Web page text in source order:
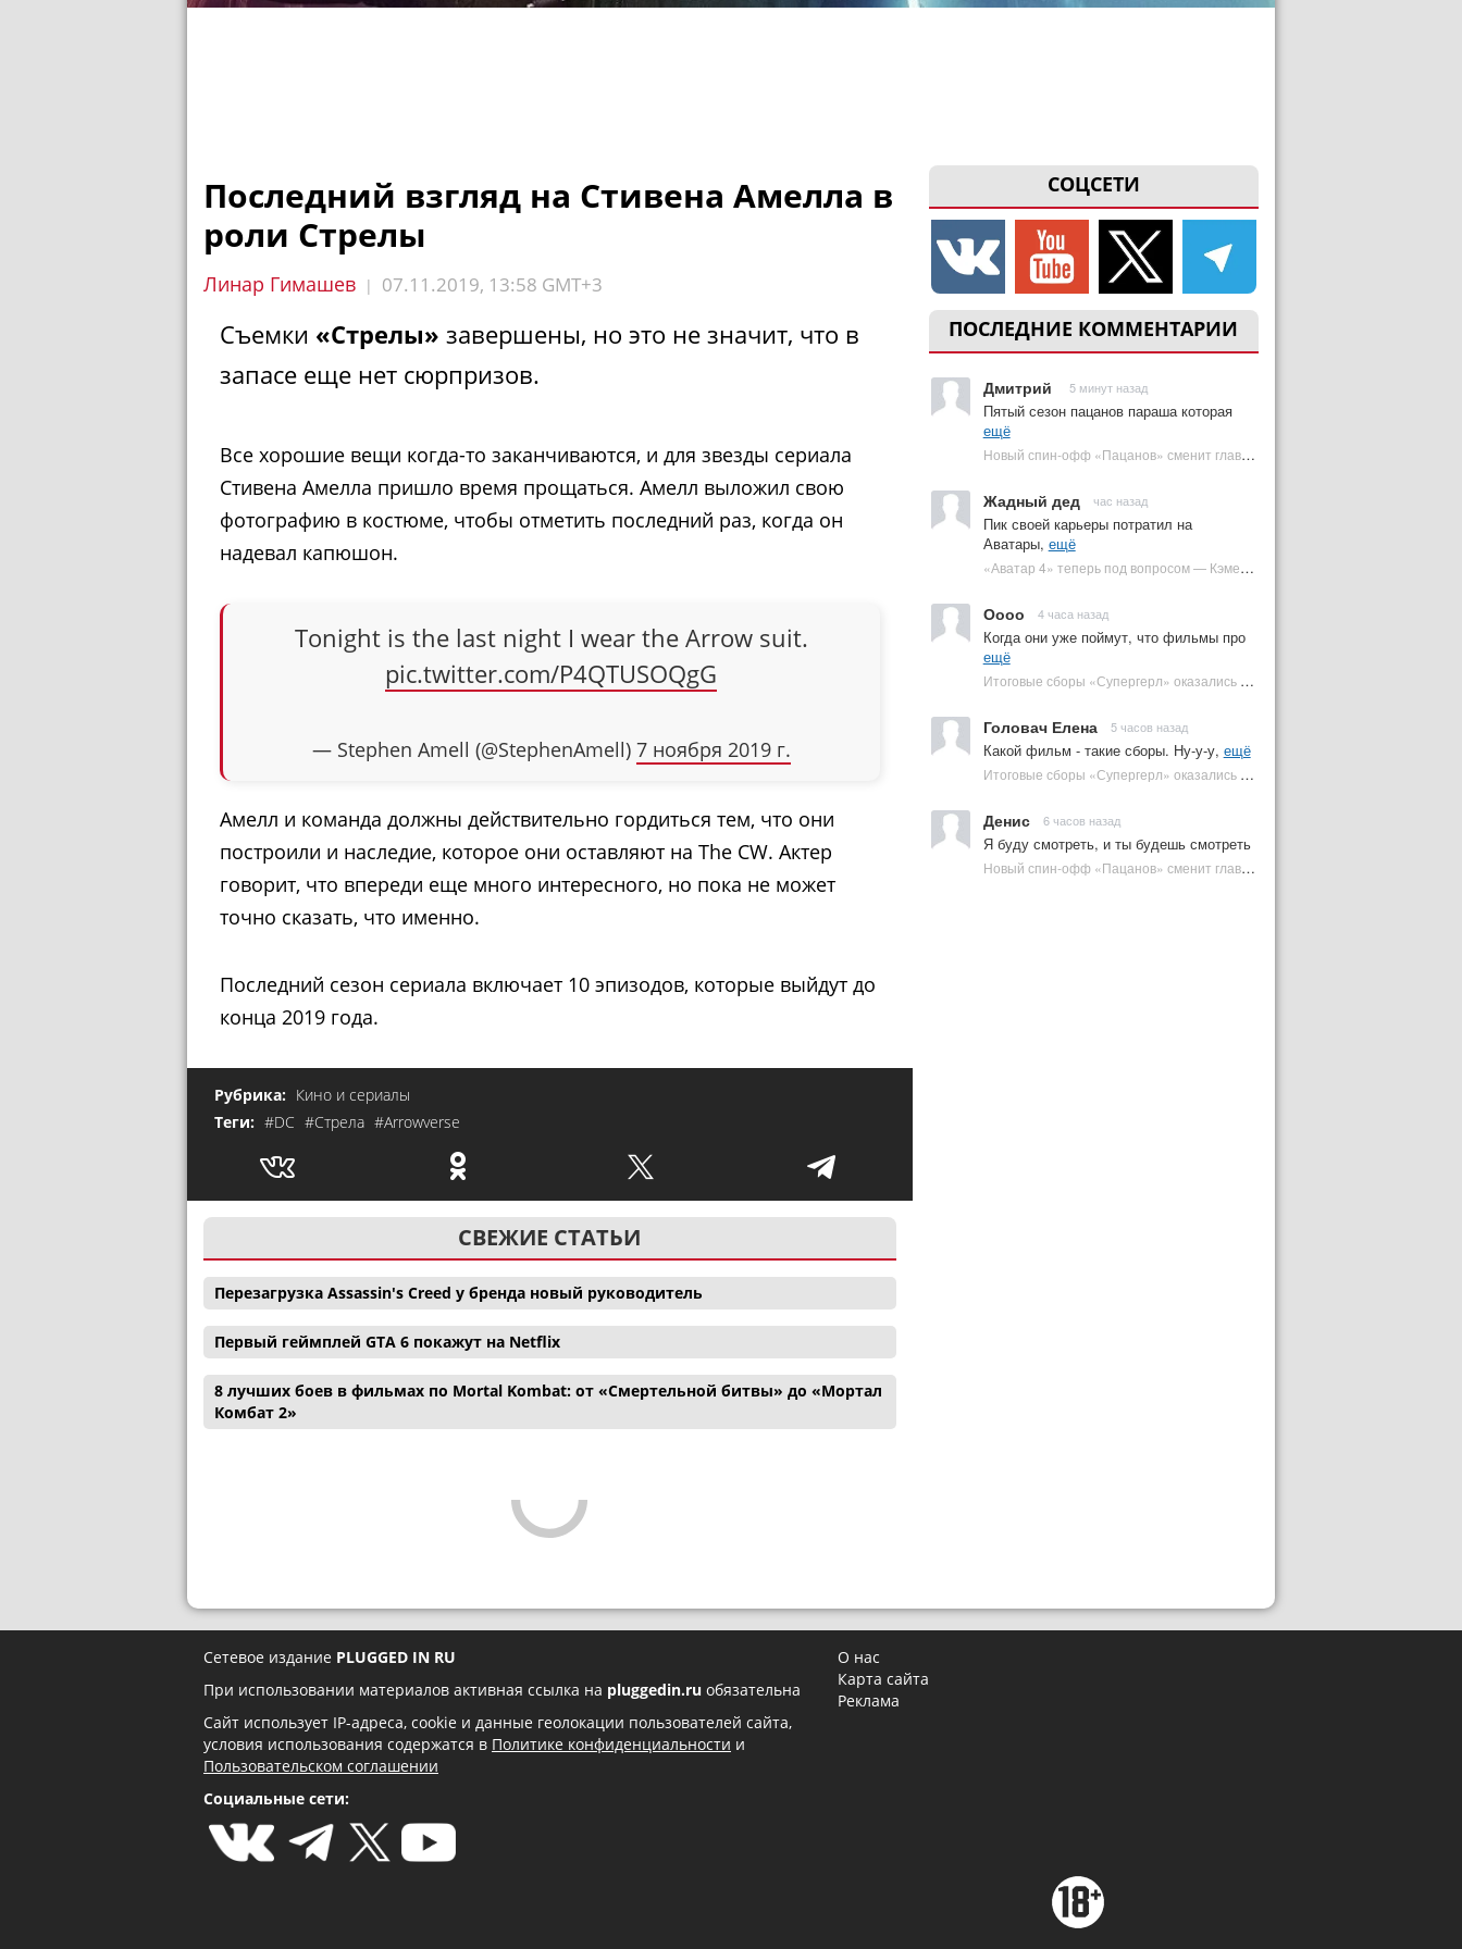
СОЦСЕТИ
ПОСЛЕДНИЕ КОММЕНТАРИИ
Дмитрий 5 минут назад
Пятый сезон пацанов параша которая
ещё
Новый спин-офф «Пацанов» сменит главного героя | Plugged In Ru
Жадный дед час назад
Пик своей карьеры потратил на
Аватары, ещё
«Аватар 4» теперь под вопросом — Кэмерон решил отойти от продолжения | Plugged In Ru
Оооо 4 часа назад
Когда они уже поймут, что фильмы про
ещё
Итоговые сборы «Супергерл» оказались худшими для DC за два десятилетия | Plugged In Ru
Головач Елена 5 часов назад
Какой фильм - такие сборы. Ну-у-у, ещё
Итоговые сборы «Супергерл» оказались худшими для DC за два десятилетия | Plugged In Ru
Денис 6 часов назад
Я буду смотреть, и ты будешь смотреть
Новый спин-офф «Пацанов» сменит главного героя | Plugged In Ru
Последний взгляд на Стивена Амелла в
роли Стрелы
Линар Гимашев | 07.11.2019, 13:58 GMT+3
Съемки «Стрелы» завершены, но это не значит, что в
запасе еще нет сюрпризов.
Все хорошие вещи когда-то заканчиваются, и для звезды сериала
Стивена Амелла пришло время прощаться. Амелл выложил свою
фотографию в костюме, чтобы отметить последний раз, когда он
надевал капюшон.
Tonight is the last night I wear the Arrow suit.
pic.twitter.com/P4QTUSOQgG
— Stephen Amell (@StephenAmell) 7 ноября 2019 г.
Амелл и команда должны действительно гордиться тем, что они
построили и наследие, которое они оставляют на The CW. Актер
говорит, что впереди еще много интересного, но пока не может
точно сказать, что именно.
Последний сезон сериала включает 10 эпизодов, которые выйдут до
конца 2019 года.
Рубрика: Кино и сериалы
Теги: #DC #Стрела #Arrowverse
СВЕЖИЕ СТАТЬИ
Перезагрузка Assassin's Creed у бренда новый руководитель
Первый геймплей GTA 6 покажут на Netflix
8 лучших боев в фильмах по Mortal Kombat: от «Смертельной битвы» до «Мортал
Комбат 2»
Сетевое издание PLUGGED IN RU
При использовании материалов активная ссылка на pluggedin.ru обязательна
Сайт использует IP-адреса, cookie и данные геолокации пользователей сайта,
условия использования содержатся в Политике конфиденциальности и
Пользовательском соглашении
Социальные сети:
О нас
Карта сайта
Реклама